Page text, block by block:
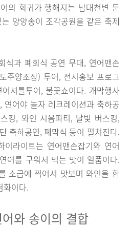
의 회귀가 행해지는 남대천변 둔
양양송이 조각공원을 같은 축제
식과 폐회식 공연 무대, 연어맨손
주양조장) 투어, 전시홍보 프로그
셔틀투어, 불꽃쇼이다. 개막행사
연어야 놀자 레크레이션과 축하공
킹, 와인 시음파티, 달빛 버스킹,
축하공연, 폐막식 등이 펼쳐진다.
이라이트는 연어맨손잡기와 연어
어를 구워서 먹는 맛이 일품이다.
소금에 찍어서 맛보며 와인을 한
화이다.
와 송이의 결합